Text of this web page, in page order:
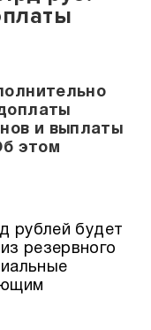
и выплаты
этом
рублей будет
резервного